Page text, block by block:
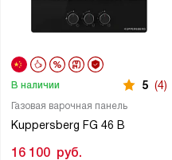
Газовая варочная панель
Kuppersberg FG 46 B
В наличии 5 (4)
16 100 руб.